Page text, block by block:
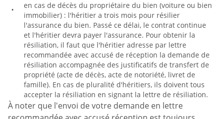
en cas de décès du propriétaire du bien (voiture ou bien
immobilier) : l'héritier a trois mois pour résilier
l'assurance du bien. Passé ce délai, le contrat continue
et l'héritier devra payer l'assurance. Pour obtenir la
résiliation, il faut que l'héritier adresse par lettre
recommandée avec accusé de réception la demande de
résiliation accompagnée des justificatifs de transfert de
propriété (acte de décès, acte de notoriété, livret de
famille). En cas de pluralité d'héritiers, ils doivent tous
accepter la résiliation en signant la lettre de résiliation.
À noter que l'envoi de votre demande en lettre